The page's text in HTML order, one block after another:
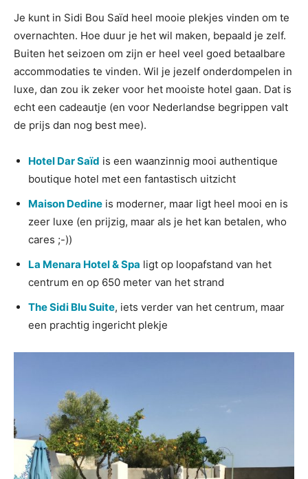
Je kunt in Sidi Bou Saïd heel mooie plekjes vinden om te
overnachten. Hoe duur je het wil maken, bepaald je zelf.
Buiten het seizoen om zijn er heel veel goed betaalbare
accommodaties te vinden. Wil je jezelf onderdompelen in
luxe, dan zou ik zeker voor het mooiste hotel gaan. Dat is
echt een cadeautje (en voor Nederlandse begrippen valt
de prijs dan nog best mee).
Hotel Dar Saïd is een waanzinnig mooi authentique
boutique hotel met een fantastisch uitzicht
Maison Dedine is moderner, maar ligt heel mooi en is
zeer luxe (en prijzig, maar als je het kan betalen, who
cares ;-))
La Menara Hotel & Spa ligt op loopafstand van het
centrum en op 650 meter van het strand
The Sidi Blu Suite, iets verder van het centrum, maar
een prachtig ingericht plekje